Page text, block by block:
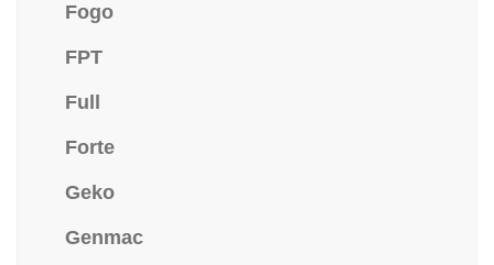
Fogo
FPT
Full
Forte
Geko
Genmac